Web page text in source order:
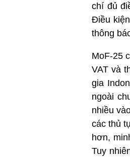
chí đủ
Điều
thông
MoF-25
VAT và
gia
ngoài
nhiều
các thủ
hơn,
Tuy